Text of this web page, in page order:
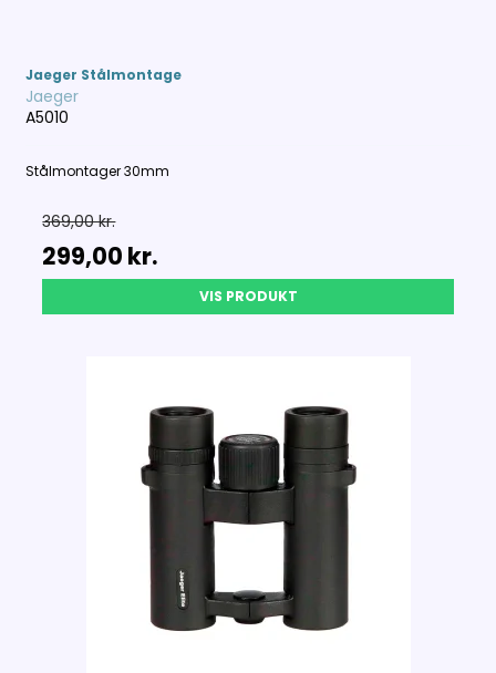
Jaeger Stålmontage
Jaeger
A5010
Stålmontager 30mm
369,00 kr.
299,00 kr.
VIS PRODUKT